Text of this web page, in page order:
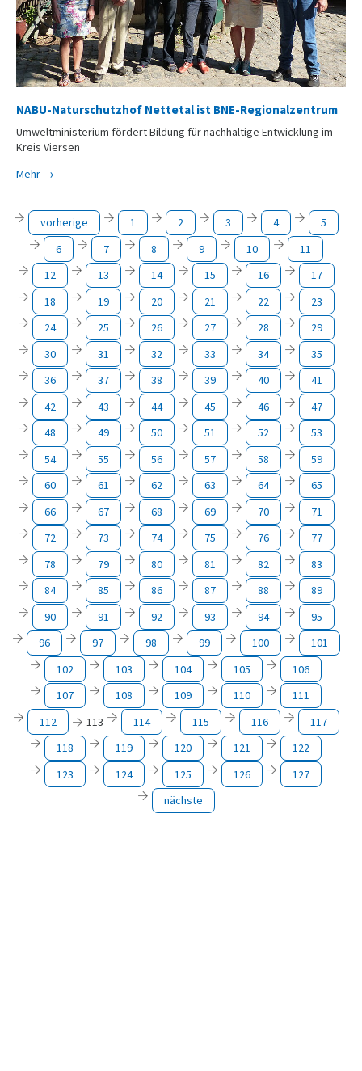
NABU-Naturschutzhof Nettetal ist BNE-Regionalzentrum
Umweltministerium fördert Bildung für nachhaltige Entwicklung im
Kreis Viersen
Mehr →
vorherige 1 2 3 4
5
6
7 8 9 10
11
12
13 14 15 16
17
18
19 20 21 22
23
24
25 26 27 28
29
30
31 32 33 34
35
36
37 38 39 40
41
42
43 44 45 46
47
48
49 50 51 52
53
54
55 56 57 58
59
60
61 62 63 64
65
66
67 68 69 70
71
72
73 74 75 76
77
78
79 80 81 82
83
84
85 86 87 88
89
90
91 92 93 94
95
96
97 98 99 100
101
102
103 104 105
106
107
108 109 110
111
112
113 114 115 116
117
118
119 120 121
122
123
124 125 126
127
nächste